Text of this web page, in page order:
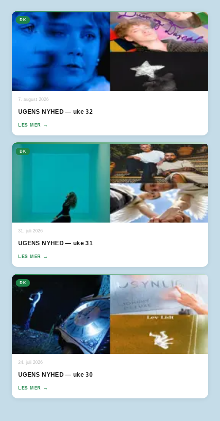
DK
7. august 2026
UGENS NYHED — uke 32
LES MER →
DK
31. juli 2026
UGENS NYHED — uke 31
LES MER →
DK
24. juli 2026
UGENS NYHED — uke 30
LES MER →